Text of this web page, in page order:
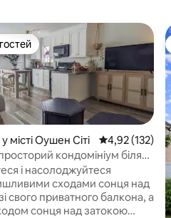
відгуки: 17
гостей
місті Оушен Сіті Середня
4,92 (132)
кондомініум біля
і насолоджуйтеся
сходами сонця над
свого приватного балкона, а
сонця над затокою